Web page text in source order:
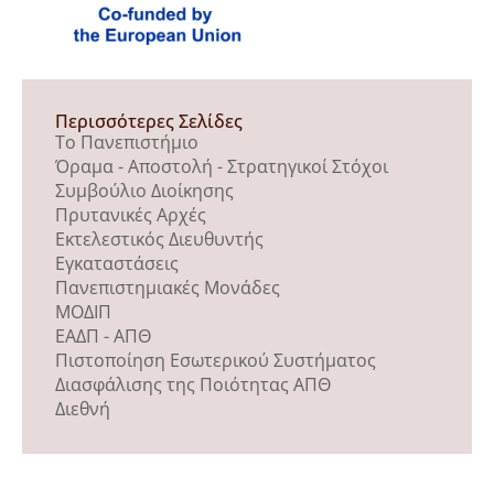
Περισσότερες Σελίδες
Το Πανεπιστήμιο
Όραμα - Αποστολή - Στρατηγικοί Στόχοι
Συμβούλιο Διοίκησης
Πρυτανικές Αρχές
Εκτελεστικός Διευθυντής
Εγκαταστάσεις
Πανεπιστημιακές Μονάδες
ΜΟΔΙΠ
ΕΑΔΠ - ΑΠΘ
Πιστοποίηση Εσωτερικού Συστήματος
Διασφάλισης της Ποιότητας ΑΠΘ
Διεθνή